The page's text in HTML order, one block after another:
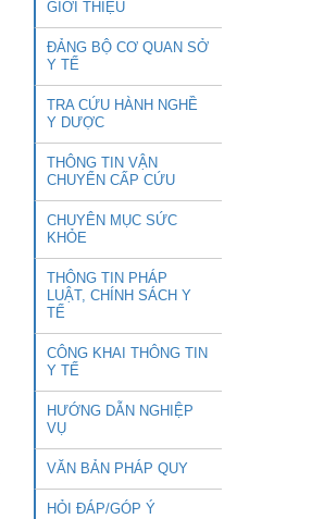
GIỚI THIỆU
ĐẢNG BỘ CƠ QUAN SỞ
Y TẾ
TRA CỨU HÀNH NGHỀ
Y DƯỢC
THÔNG TIN VẬN
CHUYỂN CẤP CỨU
CHUYÊN MỤC SỨC
KHỎE
THÔNG TIN PHÁP
LUẬT, CHÍNH SÁCH Y
TẾ
CÔNG KHAI THÔNG TIN
Y TẾ
HƯỚNG DẪN NGHIỆP
VỤ
VĂN BẢN PHÁP QUY
HỎI ĐÁP/GÓP Ý